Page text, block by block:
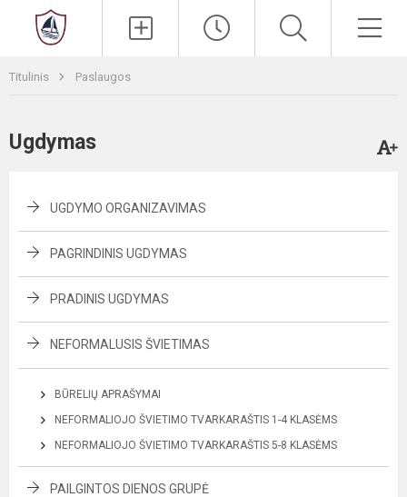
Titulinis Paslaugos
Ugdymas
UGDYMO ORGANIZAVIMAS
PAGRINDINIS UGDYMAS
PRADINIS UGDYMAS
NEFORMALUSIS ŠVIETIMAS
BŪRELIŲ APRAŠYMAI
NEFORMALIOJO ŠVIETIMO TVARKARAŠTIS 1-4 KLASĖMS
NEFORMALIOJO ŠVIETIMO TVARKARAŠTIS 5-8 KLASĖMS
PAILGINTOS DIENOS GRUPĖ